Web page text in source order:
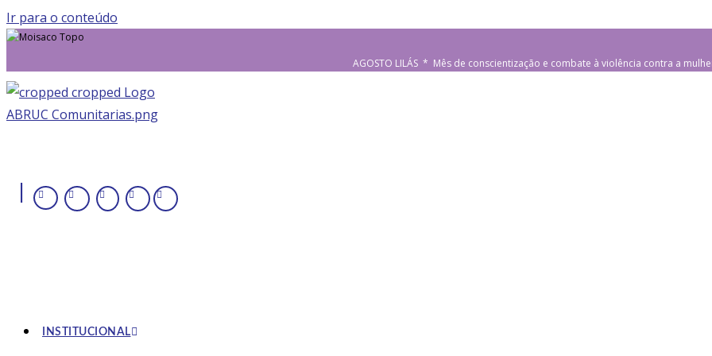
Ir para o conteúdo
AGOSTO LILÁS * Mês de conscientização e combate à violência contra a
|
INSTITUCIONAL